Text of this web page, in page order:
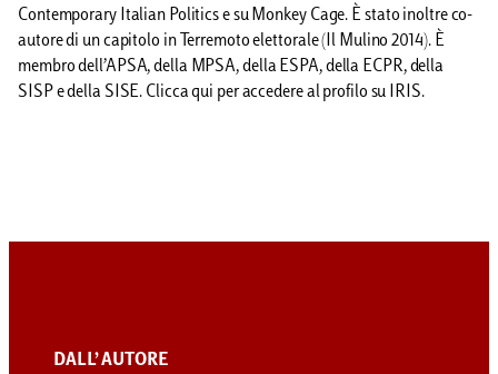
Contemporary Italian Politics e su Monkey Cage. È stato inoltre co-
autore di un capitolo in Terremoto elettorale (Il Mulino 2014). È
membro dell’APSA, della MPSA, della ESPA, della ECPR, della
SISP e della SISE. Clicca qui per accedere al profilo su IRIS.
DALL’ AUTORE